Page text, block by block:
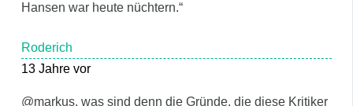
Hansen war heute nüchtern.“
Roderich
13 Jahre vor
@markus, was sind denn die Gründe, die diese Kritiker